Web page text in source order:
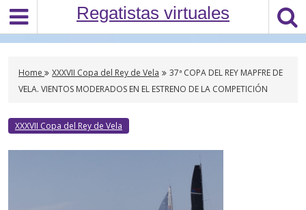
i
Regatistas virtuales
Home XXXVII Copa del Rey de Vela
37ª COPA DEL REY MAPFRE DE
VELA. VIENTOS MODERADOS EN EL ESTRENO DE LA COMPETICIÓN
XXXVII Copa del Rey de Vela